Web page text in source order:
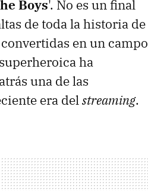
Boys'. No es un final
de toda la historia de
en un campo
ha
una de las
era delstreaming.